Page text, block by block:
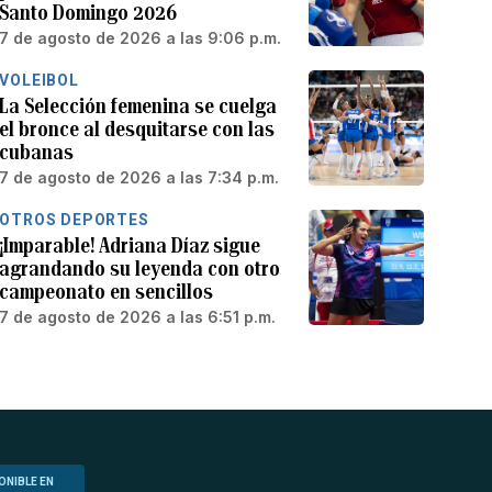
Santo Domingo 2026
7 de agosto de 2026 a las 9:06 p.m.
VOLEIBOL
La Selección femenina se cuelga
el bronce al desquitarse con las
cubanas
7 de agosto de 2026 a las 7:34 p.m.
OTROS DEPORTES
¡Imparable! Adriana Díaz sigue
agrandando su leyenda con otro
campeonato en sencillos
7 de agosto de 2026 a las 6:51 p.m.
EN